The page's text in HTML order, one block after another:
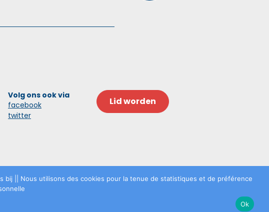
bij || Nous utilisons des cookies pour la tenue de statistiques et de préférence
Ok
Volg ons ook via
facebook
twitter
Lid worden